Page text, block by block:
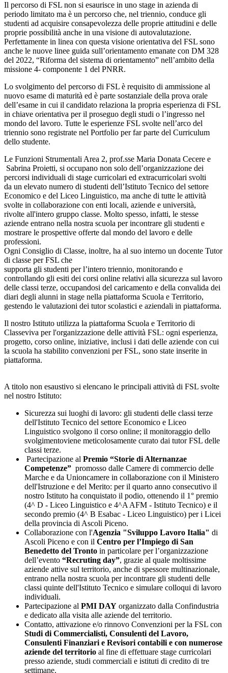
Il percorso di FSL non si esaurisce in uno stage in azienda di
periodo limitato ma è un percorso che, nel triennio, conduce gli
studenti ad acquisire consapevolezza delle proprie attitudini e delle
proprie possibilità anche in una visione di autovalutazione.
Perfettamente in linea con questa visione orientativa del FSL sono
anche le nuove linee guida sull’orientamento emanate con DM 328
del 2022, “Riforma del sistema di orientamento” nell’ambito della
missione 4- componente 1 del PNRR.
Lo svolgimento del percorso di FSL è requisito di ammissione al
nuovo esame di maturità ed è parte sostanziale della prova orale
dell’esame in cui il candidato relaziona la propria esperienza di FSL
in chiave orientativa per il proseguo degli studi o l’ingresso nel
mondo del lavoro. Tutte le esperienze FSL svolte nell’arco del
triennio sono registrate nel Portfolio per far parte del Curriculum
dello studente.
Le Funzioni Strumentali Area 2, prof.sse Maria Donata Cecere e
Sabrina Proietti, si occupano non solo dell’organizzazione dei
percorsi individuali di stage curricolari ed extracurricolari svolti
da un elevato numero di studenti dell’Istituto Tecnico del settore
Economico e del Liceo Linguistico, ma anche di tutte le attività
svolte in collaborazione con enti locali, aziende e università,
rivolte all'intero gruppo classe. Molto spesso, infatti, le stesse
aziende entrano nella nostra scuola per incontrare gli studenti e
mostrare le prospettive offerte dal mondo del lavoro e delle
professioni.
Ogni Consiglio di Classe, inoltre, ha al suo interno un docente Tutor
di classe per FSL che
supporta gli studenti per l’intero triennio, monitorando e
controllando gli esiti dei corsi online relativi alla sicurezza sul lavoro
delle classi terze, occupandosi del caricamento e della convalida dei
diari degli alunni in stage nella piattaforma Scuola e Territorio,
gestendo le valutazioni dei tutor scolastici e aziendali in piattaforma.
Il nostro Istituto utilizza la piattaforma Scuola e Territorio di
Classeviva per l'organizzazione delle attività FSL: ogni esperienza,
progetto, corso online, iniziative, inclusi i dati delle aziende con cui
la scuola ha stabilito convenzioni per FSL, sono state inserite in
piattaforma.
A titolo non esaustivo si elencano le principali attività di FSL svolte
nel nostro Istituto:
Sicurezza sui luoghi di lavoro: gli studenti delle classi terze
dell'Istituto Tecnico del settore Economico e Liceo
Linguistico svolgono il corso online; il monitoraggio dello
svolgimentoviene meticolosamente curato dai tutor FSL delle
classi terze.
Partecipazione al Premio “Storie di Alternanzae
Competenze” promosso dalle Camere di commercio delle
Marche e da Unioncamere in collaborazione con il Ministero
dell'Istruzione e del Merito: per il quarto anno consecutivo il
nostro Istituto ha conquistato il podio, ottenendo il 1° premio
(4^ D - Liceo Linguistico e 4^A AFM - Istituto Tecnico) e il
secondo premio (4^ B Esabac - Liceo Linguistico) per i Licei
della provincia di Ascoli Piceno.
Collaborazione con l'Agenzia "Sviluppo Lavoro Italia" di
Ascoli Piceno e con il Centro per l’Impiego di San
Benedetto del Tronto in particolare per l’organizzazione
dell’evento “Recruting day”, grazie al quale moltissime
aziende attive sul territorio, anche di spessore multinazionale,
entrano nella nostra scuola per incontrare gli studenti delle
classi quinte dell'Istituto Tecnico e simulare colloqui di lavoro
individuali.
Partecipazione al PMI DAY organizzato dalla Confindustria
e dedicato alla visita alle aziende del territorio.
Contatto, attivazione e/o rinnovo Convenzioni per la FSL con
Studi di Commercialisti, Consulenti del Lavoro,
Consulenti Finanziari e Revisori contabili e con numerose
aziende del territorio al fine di effettuare stage curricolari
presso aziende, studi commerciali e istituti di credito di tre
settimane.